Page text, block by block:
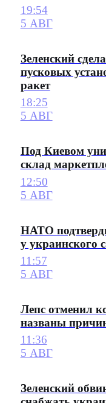
19:54
5 АВГ
Зеленский
пусковых
ракет
18:25
5 АВГ
Под Киевом
склад
12:50
5 АВГ
НАТО
у украинского
11:57
5 АВГ
Лепс отменил
названы
11:36
5 АВГ
Зеленский